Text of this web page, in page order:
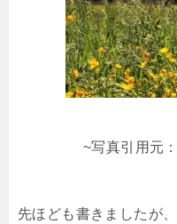
~写真引用元：
先ほども書きましたが、